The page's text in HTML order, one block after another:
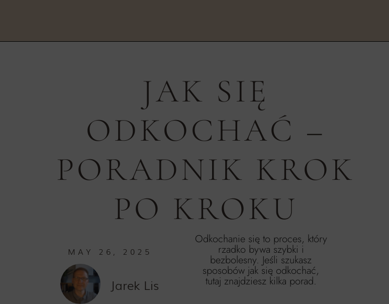
JAK SIĘ
ODKOCHAĆ –
PORADNIK KROK
PO KROKU
MAY 26, 2025
Jarek Lis
Odkochanie się to proces, który
rzadko bywa szybki i
bezbolesny. Jeśli szukasz
sposobów jak się odkochać,
tutaj znajdziesz kilka porad.